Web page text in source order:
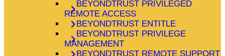
BEYONDTRUST PRIVILEGED
REMOTE ACCESS
BEYONDTRUST ENTITLE
BEYONDTRUST PRIVILEGE
MANAGEMENT
BEYONDTRUST REMOTE SUPPORT